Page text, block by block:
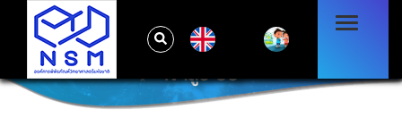
เข้าสู่ระบบ